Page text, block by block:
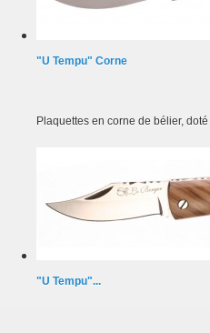
"U Tempu" Corne
Plaquettes en corne de bélier, doté
"U Tempu"...